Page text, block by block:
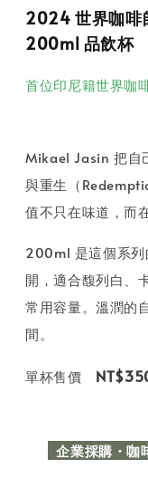
2024 世界咖啡
200ml 品飲杯
首位印尼籍世界咖
Mikael Jasin 把自
與重生（
值不只在味道，而
200ml 是這個系列
開，適合馥列白、
常用容量。溫潤的
間。
單杯售價
企業採購・咖